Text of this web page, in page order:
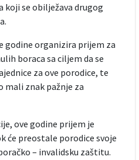
koji se obilježava drugog
godine organizira prijem za
boraca sa ciljem da se
za ove porodice, te
mali znak pažnje za
ove godine prijem je
će preostale porodice svoje
– invalidsku zaštitu.